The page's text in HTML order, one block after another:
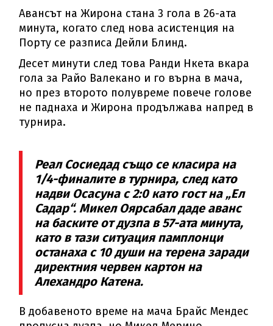
Авансът на Жирона стана 3 гола в 26-ата
минута, когато след нова асистенция на
Порту се разписа Дейли Блинд.
Десет минути след това Ранди Нкета вкара
гола за Райо Валекано и го върна в мача,
но през второто полувреме повече голове
не паднаха и Жирона продължава напред в
турнира.
Реал Сосиедад също се класира на
1/4-финалите в турнира, след като
надви Осасуна с 2:0 като гост на „Ел
Садар“. Микел Оярсабал даде аванс
на баските от дузпа в 57-ата минута,
като в тази ситуация памплонци
останаха с 10 души на терена заради
директния червен картон на
Алехандро Катена.
В добавеното време на мача Брайс Мендес